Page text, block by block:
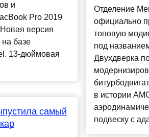
и
Pro 2019
версия
на базе
13-дюймовая
самый
Отделение
официально
топовую
под
Двухдверка
в истории
подвеску с